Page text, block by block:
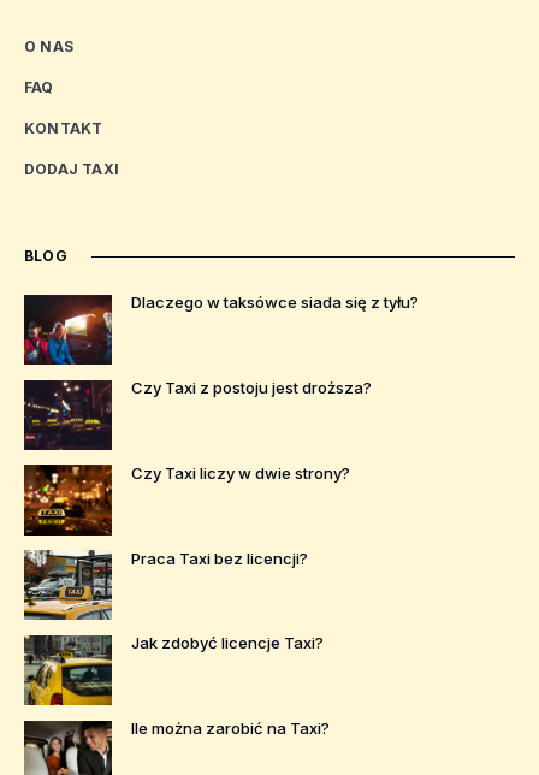
O NAS
FAQ
KONTAKT
DODAJ TAXI
BLOG
Dlaczego w taksówce siada się z tyłu?
Czy Taxi z postoju jest droższa?
Czy Taxi liczy w dwie strony?
Praca Taxi bez licencji?
Jak zdobyć licencje Taxi?
Ile można zarobić na Taxi?